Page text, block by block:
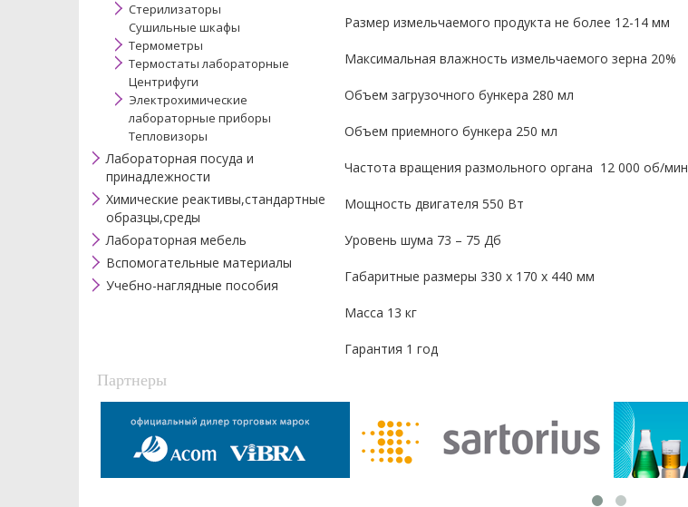
Стерилизаторы
Сушильные шкафы
Термометры
Термостаты лабораторные
Центрифуги
Электрохимические
лабораторные приборы
Тепловизоры
Лабораторная посуда и
принадлежности
Химические реактивы,стандартные
образцы,среды
Лабораторная мебель
Вспомогательные материалы
Учебно-наглядные пособия
Размер измельчаемого продукта не более 12-14 мм
Максимальная влажность измельчаемого зерна 20%
Объем загрузочного бункера 280 мл
Объем приемного бункера 250 мл
Частота вращения размольного органа 12 000 об/мин
Мощность двигателя 550 Вт
Уровень шума 73 – 75 Дб
Габаритные размеры 330 х 170 х 440 мм
Масса 13 кг
Гарантия 1 год
Партнеры